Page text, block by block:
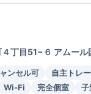
丁目51−６ アムール
ンセル可 自主トレ
Wi-Fi 完全個室 子